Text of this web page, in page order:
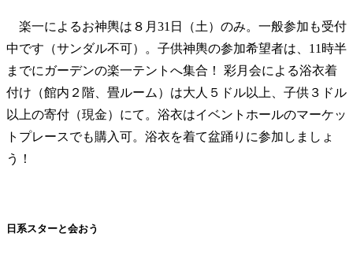
楽一によるお神輿は８月31日（土）のみ。一般参加も受付
中です（サンダル不可）。子供神輿の参加希望者は、11時半
までにガーデンの楽一テントへ集合！ 彩月会による浴衣着
付け（館内２階、畳ルーム）は大人５ドル以上、子供３ドル
以上の寄付（現金）にて。浴衣はイベントホールのマーケッ
トプレースでも購入可。浴衣を着て盆踊りに参加しましょ
う！
日系スターと会おう